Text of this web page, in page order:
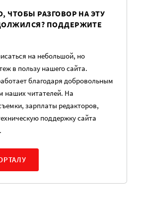
ЧТОБЫ РАЗГОВОР НА ЭТУ
ПОДДЕРЖИТЕ
на небольшой, но
в пользу нашего сайта.
благодаря добровольным
наших читателей. На
зарплаты редакторов,
поддержку сайта